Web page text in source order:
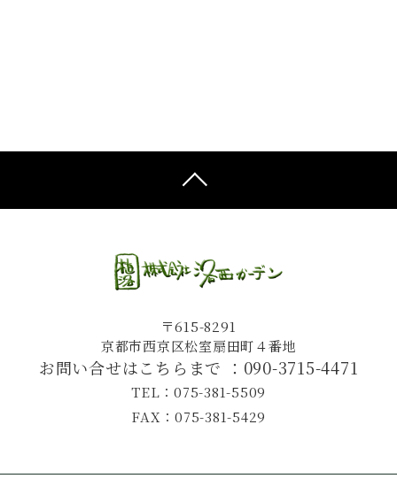
〒615-8291
京都市西京区松室扇田町４番地
お問い合せはこちらまで ： 090-3715-4471
TEL：075-381-5509
FAX：075-381-5429